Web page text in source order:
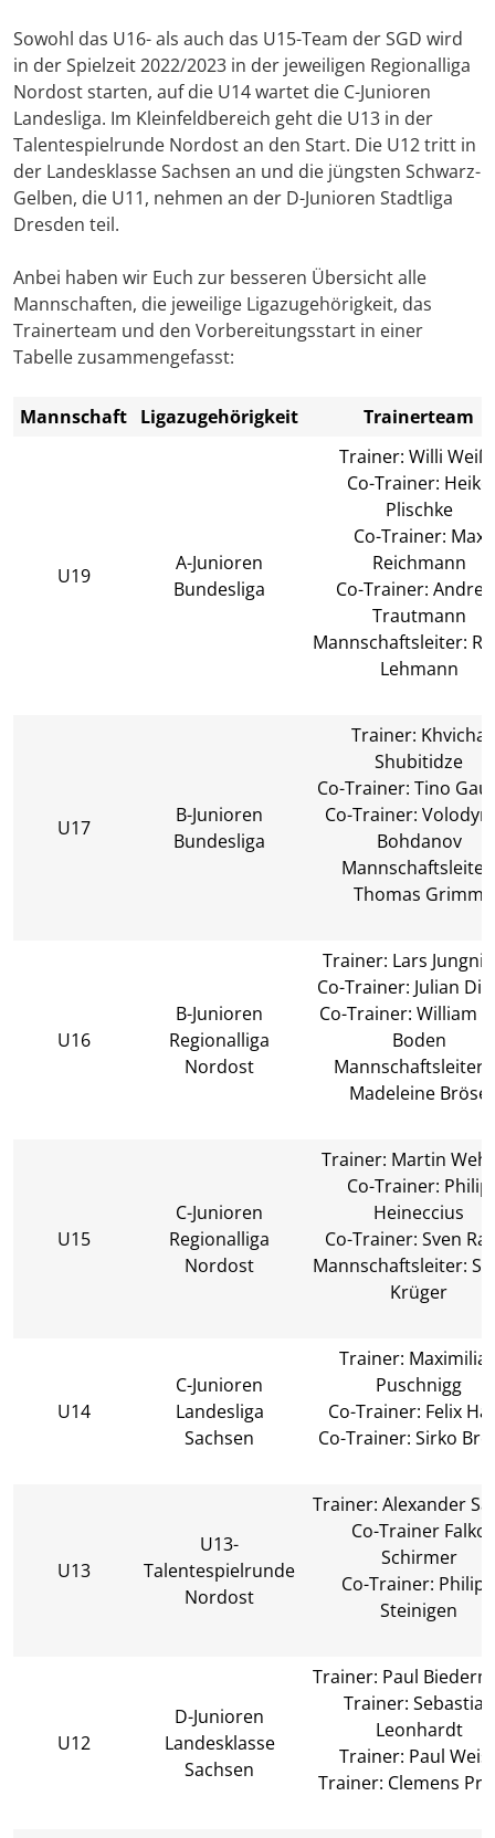
Sowohl das U16- als auch das U15-Team der SGD wird
in der Spielzeit 2022/2023 in der jeweiligen Regionalliga
Nordost starten, auf die U14 wartet die C-Junioren
Landesliga. Im Kleinfeldbereich geht die U13 in der
Talentespielrunde Nordost an den Start. Die U12 tritt in
der Landesklasse Sachsen an und die jüngsten Schwarz-
Gelben, die U11, nehmen an der D-Junioren Stadtliga
Dresden teil.
Anbei haben wir Euch zur besseren Übersicht alle
Mannschaften, die jeweilige Ligazugehörigkeit, das
Trainerteam und den Vorbereitungsstart in einer
Tabelle zusammengefasst:
Mannschaft Ligazugehörigkeit Trainerteam
U19
A-Junioren
Bundesliga
Trainer: Willi
Co-Trainer: Heiko
Plischke
Co-Trainer: Max
Reichmann
Co-Trainer:
Trautmann
Mannschaftsleiter:
Lehmann
U17
B-Junioren
Bundesliga
Trainer: Khvicha
Shubitidze
Co-Trainer: Tino
Co-Trainer:
Bohdanov
Mannschaftsleiter:
Thomas Grimm
U16
B-Junioren
Regionalliga
Nordost
Trainer: Lars
Co-Trainer: Julian
Co-Trainer: William
Boden
Madeleine Bröse
U15
C-Junioren
Regionalliga
Nordost
Trainer: Martin
Co-Trainer: Philip
Heineccius
Co-Trainer: Sven
Mannschaftsleiter:
Krüger
U14
C-Junioren
Landesliga
Sachsen
Trainer:
Puschnigg
Co-Trainer: Felix
Co-Trainer: Sirko
U13
U13-
Talentespielrunde
Nordost
Trainer: Alexander
Co-Trainer Falko
Schirmer
Co-Trainer: Philipp
Steinigen
U12
D-Junioren
Landesklasse
Sachsen
Trainer: Paul
Trainer: Sebastian
Leonhardt
Trainer: Paul
Trainer: Clemens